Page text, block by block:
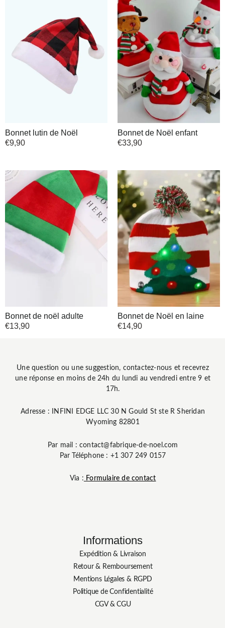
Bonnet lutin de Noël
€9,90
Bonnet de Noël enfant
€33,90
Bonnet de noël adulte
€13,90
Bonnet de Noël en laine
€14,90
Une question ou une suggestion, contactez-nous et recevrez
une réponse en moins de 24h du lundi au vendredi entre 9 et
17h.
Adresse : INFINI EDGE LLC 30 N Gould St ste R Sheridan
Wyoming 82801
Par mail : contact@fabrique-de-noel.com
Par Téléphone : +1 307 249 0157
Via : Formulaire de contact
Informations
Expédition & Livraison
Retour & Remboursement
Mentions Légales & RGPD
Politique de Confidentialité
CGV & CGU